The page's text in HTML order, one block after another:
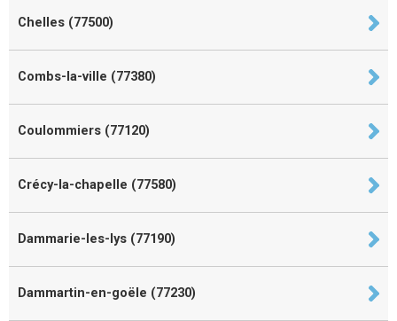
Chelles (77500)
Combs-la-ville (77380)
Coulommiers (77120)
Crécy-la-chapelle (77580)
Dammarie-les-lys (77190)
Dammartin-en-goële (77230)